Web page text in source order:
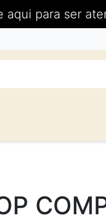
aqui para ser